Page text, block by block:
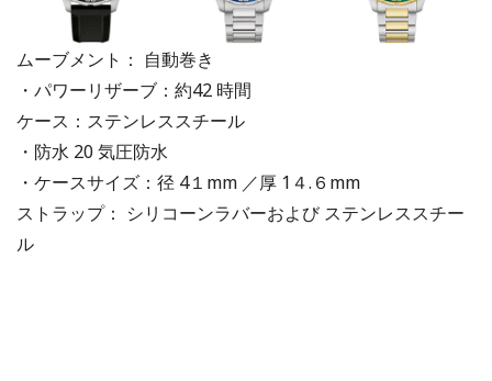
ムーブメント： 自動巻き
・パワーリザーブ：約42 時間
ケース：ステンレススチール
・防水 20 気圧防水
・ケースサイズ：径 4１mm ／厚 1４.６mm
ストラップ： シリコーンラバーおよび ステンレススチー
ル